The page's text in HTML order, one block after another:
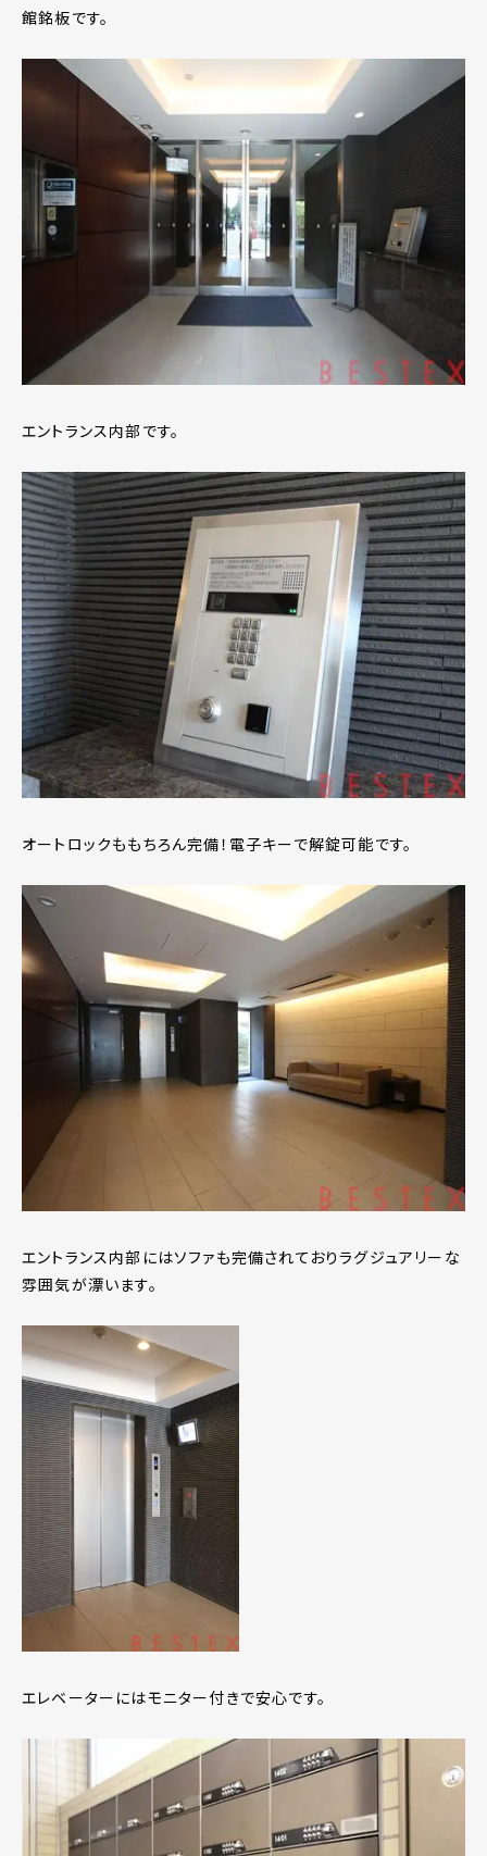
館銘板です。
エントランス内部です。
オートロックももちろん完備！電子キーで解錠可能です。
エントランス内部にはソファも完備されておりラグジュアリーな
雰囲気が漂います。
エレベーターにはモニター付きで安心です。